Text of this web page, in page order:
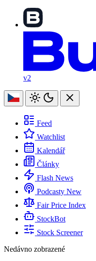
v2
Feed
Watchlist
Kalendář
Články
Flash News
Podcasty New
Fair Price Index
StockBot
Stock Screener
Nedávno zobrazené